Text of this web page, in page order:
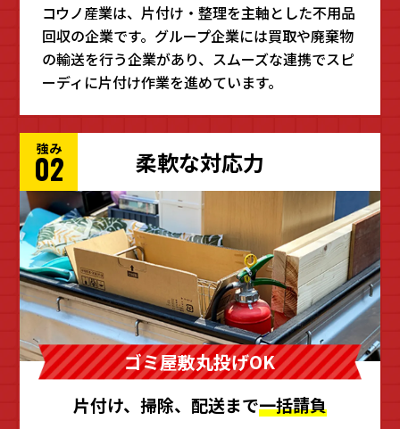
コウノ産業は、片付け・整理を主軸とした不用品
回収の企業です。グループ企業には買取や廃棄物
の輸送を行う企業があり、スムーズな連携でスピ
ーディに片付け作業を進めています。
強み
02 柔軟な対応力
ゴミ屋敷丸投げOK
片付け、掃除、配送まで一括請負